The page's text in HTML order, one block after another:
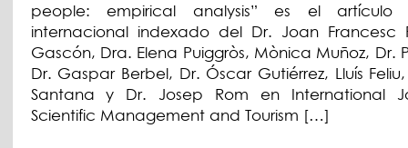
people: empirical analysis” es el artículo
internacional indexado del Dr. Joan Francesc
Gascón, Dra. Elena Puiggròs, Mònica Muñoz, Dr.
Dr. Gaspar Berbel, Dr. Óscar Gutiérrez, Lluís
Santana y Dr. Josep Rom en International
Scientific Management and Tourism […]